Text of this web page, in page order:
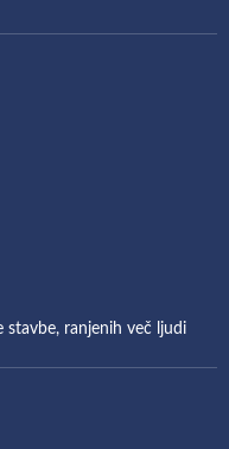
stavbe, ranjenih več ljudi